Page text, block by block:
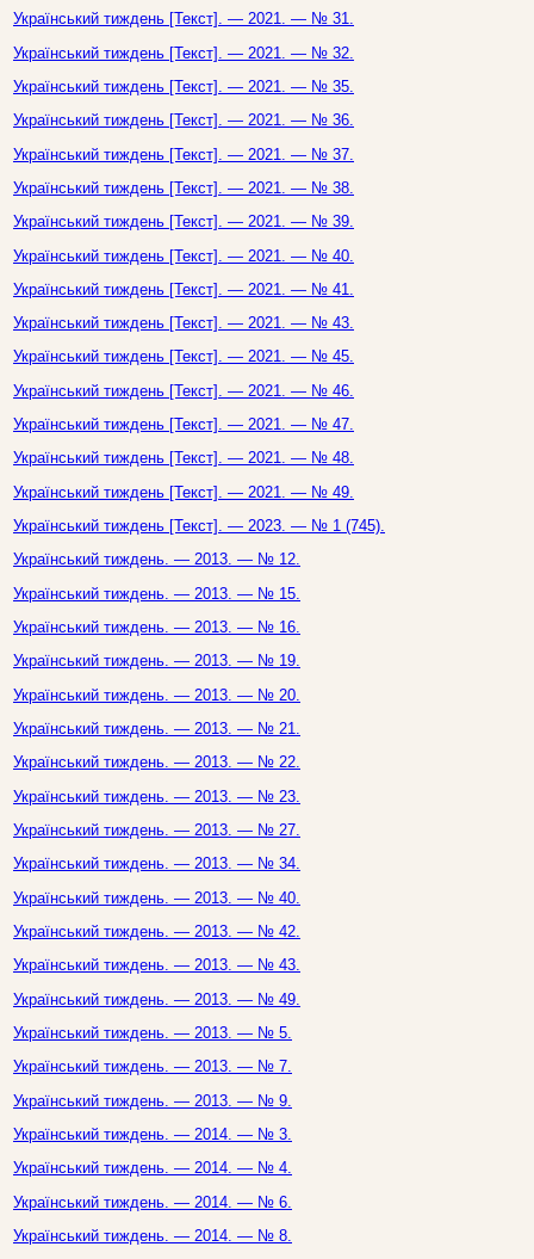
Український тиждень [Текст]. — 2021. — № 31.
Український тиждень [Текст]. — 2021. — № 32.
Український тиждень [Текст]. — 2021. — № 35.
Український тиждень [Текст]. — 2021. — № 36.
Український тиждень [Текст]. — 2021. — № 37.
Український тиждень [Текст]. — 2021. — № 38.
Український тиждень [Текст]. — 2021. — № 39.
Український тиждень [Текст]. — 2021. — № 40.
Український тиждень [Текст]. — 2021. — № 41.
Український тиждень [Текст]. — 2021. — № 43.
Український тиждень [Текст]. — 2021. — № 45.
Український тиждень [Текст]. — 2021. — № 46.
Український тиждень [Текст]. — 2021. — № 47.
Український тиждень [Текст]. — 2021. — № 48.
Український тиждень [Текст]. — 2021. — № 49.
Український тиждень [Текст]. — 2023. — № 1 (745).
Український тиждень. — 2013. — № 12.
Український тиждень. — 2013. — № 15.
Український тиждень. — 2013. — № 16.
Український тиждень. — 2013. — № 19.
Український тиждень. — 2013. — № 20.
Український тиждень. — 2013. — № 21.
Український тиждень. — 2013. — № 22.
Український тиждень. — 2013. — № 23.
Український тиждень. — 2013. — № 27.
Український тиждень. — 2013. — № 34.
Український тиждень. — 2013. — № 40.
Український тиждень. — 2013. — № 42.
Український тиждень. — 2013. — № 43.
Український тиждень. — 2013. — № 49.
Український тиждень. — 2013. — № 5.
Український тиждень. — 2013. — № 7.
Український тиждень. — 2013. — № 9.
Український тиждень. — 2014. — № 3.
Український тиждень. — 2014. — № 4.
Український тиждень. — 2014. — № 6.
Український тиждень. — 2014. — № 8.